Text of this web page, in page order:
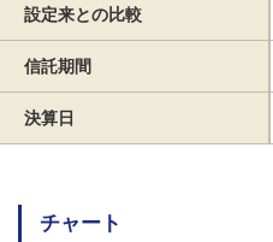
設定来との比較
信託期間
決算日
チャート